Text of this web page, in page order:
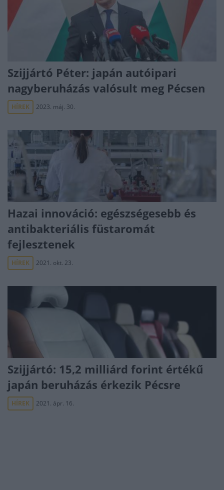
Szijjártó Péter: japán autóipari
nagyberuházás valósult meg Pécsen
HÍREK 2023. máj. 30.
Hazai innováció: egészségesebb és
antibakteriális füstaromát
fejlesztenek
HÍREK 2021. okt. 23.
Szijjártó: 15,2 milliárd forint értékű
japán beruházás érkezik Pécsre
HÍREK 2021. ápr. 16.